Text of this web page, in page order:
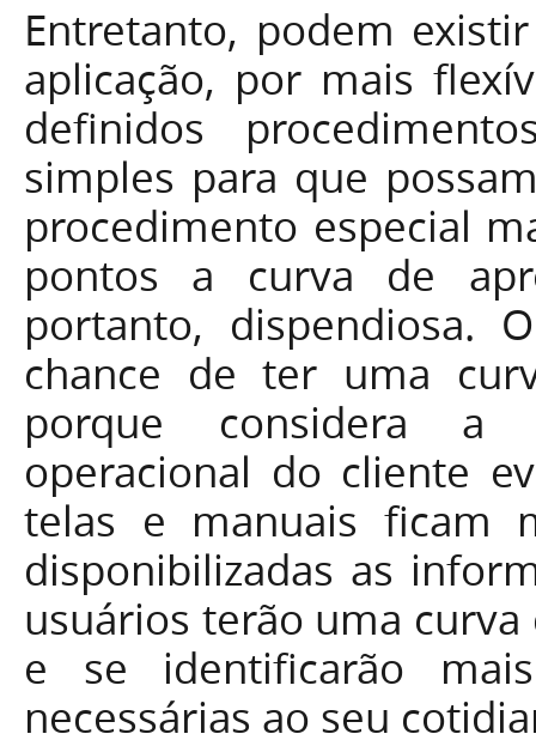
Entretanto, podem
aplicação, por mais
definidos
simples para que
procedimento especial
pontos a curva de
portanto, dispendiosa.
chance de ter uma
porque considera a
operacional do cliente
telas e manuais ficam
disponibilizadas as
usuários terão uma
e se identificarão
necessárias ao seu